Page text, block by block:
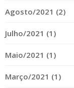
Agosto/2021 (2)
Julho/2021 (1)
Maio/2021 (1)
Março/2021 (1)